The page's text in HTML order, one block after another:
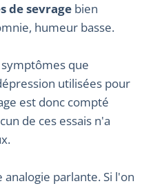
de sevrage bien
humeur basse.
que
utilisées pour
est donc compté
de ces essais n'a
parlante. Si l'on